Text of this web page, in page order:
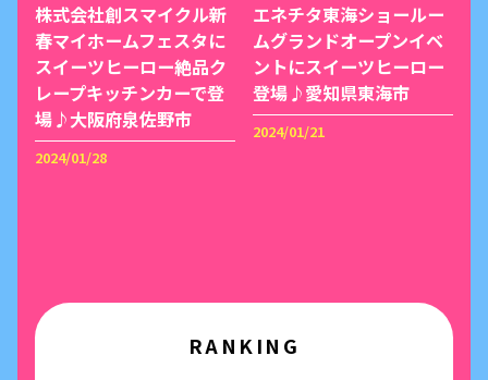
株式会社創スマイクル新
春マイホームフェスタに
スイーツヒーロー絶品ク
レープキッチンカーで登
場♪大阪府泉佐野市
2024/01/28
エネチタ東海ショールー
ムグランドオープンイベ
ントにスイーツヒーロー
登場♪愛知県東海市
2024/01/21
RANKING